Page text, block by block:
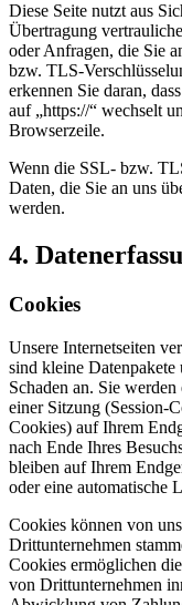
Diese Seite nutzt aus
Übertragung
oder Anfragen, die Sie
bzw. TLS-
erkennen Sie daran,
auf „https://“ wechselt
Browserzeile.
Wenn die SSL- bzw.
Daten, die Sie an uns
werden.
4.
Cookies
Unsere Internetseiten
sind kleine
Schaden an. Sie
einer Sitzung (Session-
Cookies) auf Ihrem
nach Ende Ihres
bleiben auf Ihrem
oder eine automatische
Cookies können von
Drittunternehmen
Cookies ermöglichen
von Drittunternehmen